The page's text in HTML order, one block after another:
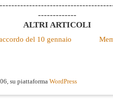
-------------
ALTRI ARTICOLI
del 10 gennaio
su piattaforma WordPress